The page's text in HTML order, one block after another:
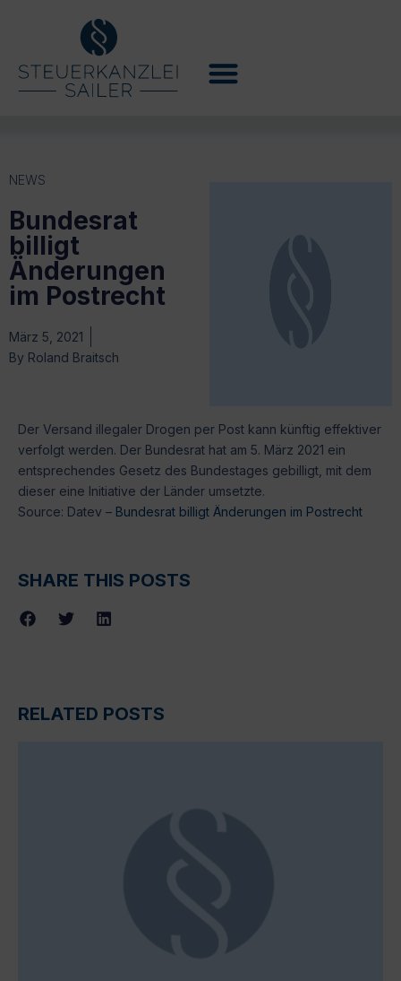
NEWS
Bundesrat
billigt
Änderungen
im Postrecht
März 5, 2021
By Roland Braitsch
Der Versand illegaler Drogen per Post kann künftig effektiver
verfolgt werden. Der Bundesrat hat am 5. März 2021 ein
entsprechendes Gesetz des Bundestages gebilligt, mit dem
dieser eine Initiative der Länder umsetzte.
Source: Datev – Bundesrat billigt Änderungen im Postrecht
SHARE THIS POSTS
RELATED POSTS